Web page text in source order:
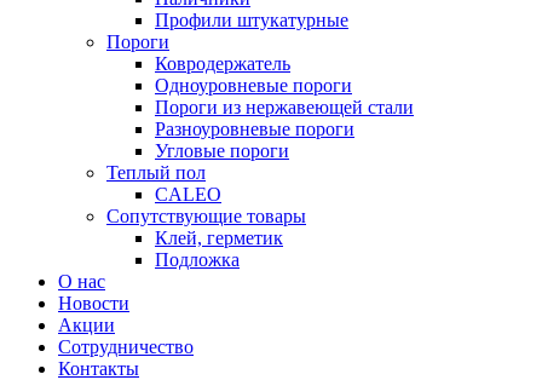
Профили штукатурные
Пороги
Ковродержатель
Одноуровневые пороги
Пороги из нержавеющей стали
Разноуровневые пороги
Угловые пороги
Теплый пол
CALEO
Сопутствующие товары
Клей, герметик
Подложка
О нас
Новости
Акции
Сотрудничество
Контакты